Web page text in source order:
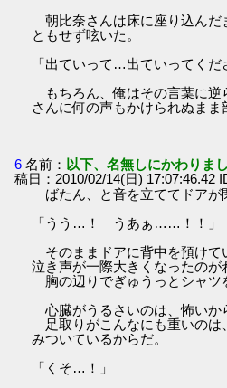
朝比奈さんは床に座り込んだ
ともせず呟いた。
「出ていって…出ていってく
もちろん、俺はその言葉に逆
さんに何の声もかけられぬまま
6 名前： 以下、名無しにかわりま
稿日：2010/02/14(日) 17:07:46.42
ばたん、と音を立ててドアが
「うう…！ うあぁ……！！」
そのままドアに背中を預けて
泣き声が一際大きくなったのが
胸の辺りでぎゅうっとシャツ
心臓がうるさいのは、怖いか
足取りがこんなにも重いのは
みついているからだ。
「くそ…！」